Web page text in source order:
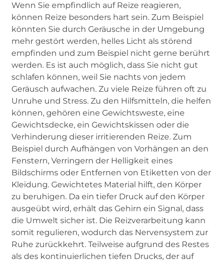
Wenn Sie empfindlich auf Reize reagieren,
können Reize besonders hart sein. Zum Beispiel
könnten Sie durch Geräusche in der Umgebung
mehr gestört werden, helles Licht als störend
empfinden und zum Beispiel nicht gerne berührt
werden. Es ist auch möglich, dass Sie nicht gut
schlafen können, weil Sie nachts von jedem
Geräusch aufwachen. Zu viele Reize führen oft zu
Unruhe und Stress. Zu den Hilfsmitteln, die helfen
können, gehören eine Gewichtsweste, eine
Gewichtsdecke, ein Gewichtskissen oder die
Verhinderung dieser irritierenden Reize. Zum
Beispiel durch Aufhängen von Vorhängen an den
Fenstern, Verringern der Helligkeit eines
Bildschirms oder Entfernen von Etiketten von der
Kleidung. Gewichtetes Material hilft, den Körper
zu beruhigen. Da ein tiefer Druck auf den Körper
ausgeübt wird, erhält das Gehirn ein Signal, dass
die Umwelt sicher ist. Die Reizverarbeitung kann
somit regulieren, wodurch das Nervensystem zur
Ruhe zurückkehrt. Teilweise aufgrund des Restes
als des kontinuierlichen tiefen Drucks, der auf